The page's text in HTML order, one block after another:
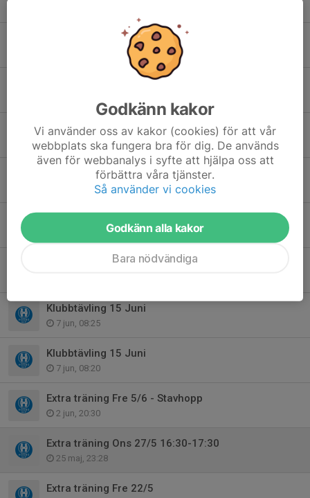
Sommaruppehåll för Lilla gruppen också
Sommaruppehåll stora gruppen!
Träning 22/6
15 jun, 21:31
Extra Stavhoppsträning
9 jun, 22:55
Klubbtävling Mån 15 Juni
Klubbtävling 15 Juni
7 jun, 08:25
Klubbtävling 15 Juni
7 jun, 08:20
Extra träning Fre 5/6 - Stavhopp
2 jun, 20:30
Extra träning Ons 27/5 16:30-17:30
25 maj, 23:28
Extra träning Fre 22/5
Godkänn kakor
Vi använder oss av kakor (cookies) för att vår
webbplats ska fungera bra för dig. De används
även för webbanalys i syfte att hjälpa oss att
förbättra våra tjänster.
Så använder vi cookies
Godkänn alla kakor
Bara nödvändiga